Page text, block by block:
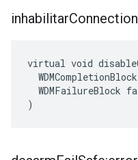
inhabilitarConnection
virtual void
WDMFailureBlock
)